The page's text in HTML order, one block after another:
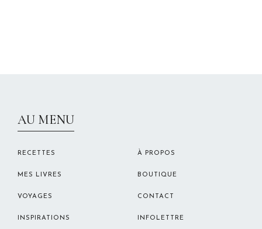
AU MENU
RECETTES
MES LIVRES
VOYAGES
INSPIRATIONS
À PROPOS
BOUTIQUE
CONTACT
INFOLETTRE